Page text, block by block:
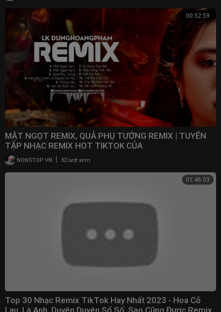
00:52:59
MẬT NGỌT REMIX, QUẢ PHỤ TƯỚNG REMIX | TUYỂN
TẬP NHẠC REMIX HOT TIKTOK CỦA
DUNGHOANGPHAM
NONSTOP VN 32 lượt xem
01:46:03
Top 30 Nhạc Remix TikTok Hay Nhất 2023 - Hoa Cỏ